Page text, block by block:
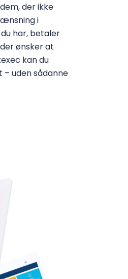
der ikke
i
har, betaler
ønsker at
kan du
uden sådanne